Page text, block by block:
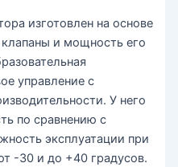
изготовлен на основе
и мощность его
управление с
У него
по сравнению с
эксплуатации при
-30 и до +40 градусов.